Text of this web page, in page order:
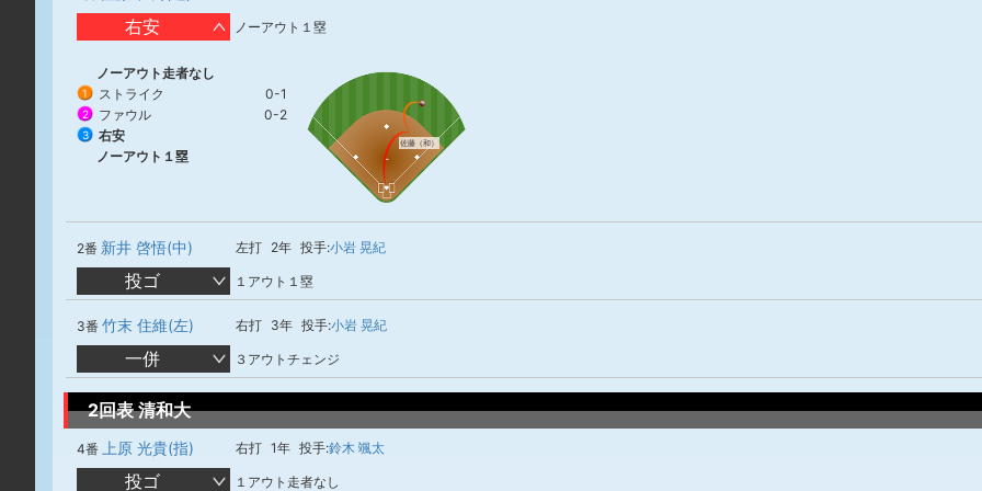
右安 ノーアウト１塁
ノーアウト走者なし
1 ストライク 0-1
2 ファウル 0-2
3
右安
ノーアウト１塁
佐藤（和）
2番 新井 啓悟(中) 左打 2年 投手:小岩 晃紀
投ゴ １アウト１塁
3番 竹末 住維(左) 右打 3年 投手:小岩 晃紀
一併 ３アウトチェンジ
2回表 清和大
4番 上原 光貴(指) 右打 1年 投手:鈴木 颯太
投ゴ １アウト走者なし